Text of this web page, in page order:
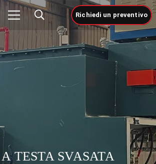
Richiedi un preventivo
TESTA SVASATA